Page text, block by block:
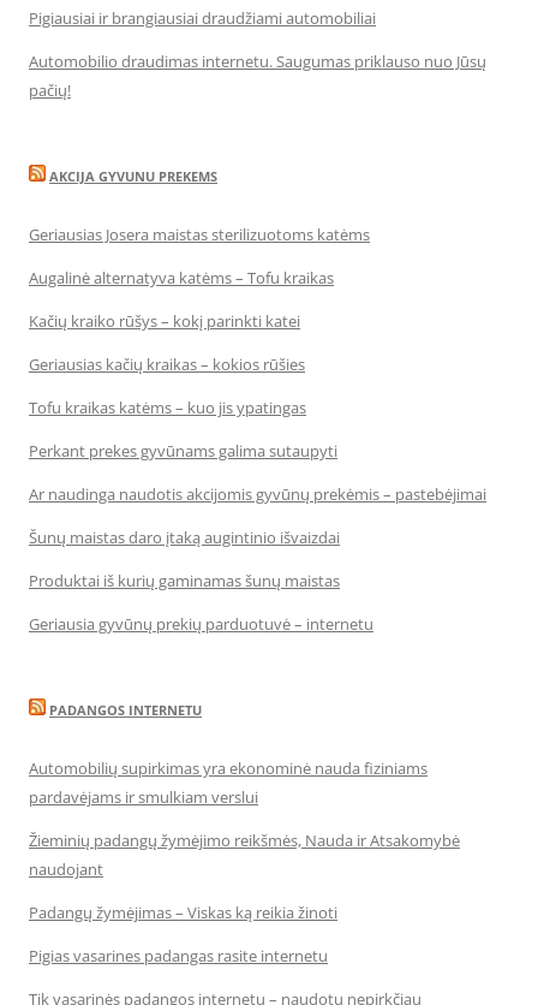
Pigiausiai ir brangiausiai draudžiami automobiliai
Automobilio draudimas internetu. Saugumas priklauso nuo Jūsų
pačių!
AKCIJA GYVUNU PREKEMS
Geriausias Josera maistas sterilizuotoms katėms
Augalinė alternatyva katėms – Tofu kraikas
Kačių kraiko rūšys – kokį parinkti katei
Geriausias kačių kraikas – kokios rūšies
Tofu kraikas katėms – kuo jis ypatingas
Perkant prekes gyvūnams galima sutaupyti
Ar naudinga naudotis akcijomis gyvūnų prekėmis – pastebėjimai
Šunų maistas daro įtaką augintinio išvaizdai
Produktai iš kurių gaminamas šunų maistas
Geriausia gyvūnų prekių parduotuvė – internetu
PADANGOS INTERNETU
Automobilių supirkimas yra ekonominė nauda fiziniams
pardavėjams ir smulkiam verslui
Žieminių padangų žymėjimo reikšmės, Nauda ir Atsakomybė
naudojant
Padangų žymėjimas – Viskas ką reikia žinoti
Pigias vasarines padangas rasite internetu
Tik vasarinės padangos internetu – naudotų nepirkčiau